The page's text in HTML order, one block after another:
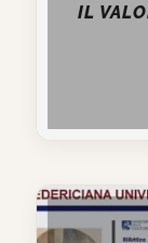
IL